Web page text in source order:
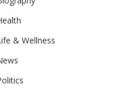
& Wellness